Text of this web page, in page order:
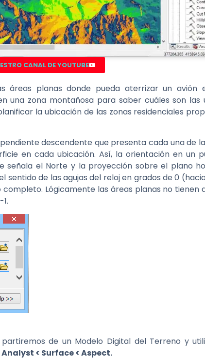
CANAL DE YOUTUBE
áreas planas donde pueda aterrizar un avión
una zona montañosa para saber cuáles son las
la ubicación de las zonas residenciales
descendente que presenta cada una de
en cada ubicación. Así, la orientación en un
el Norte y la proyección sobre el plano
sentido de las agujas del reloj en grados de 0
Lógicamente las áreas planas no tienen
de un Modelo Digital del Terreno y
< Surface < Aspect.